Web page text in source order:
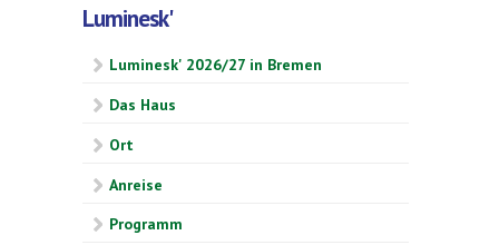
Luminesk'
Luminesk' 2026/27 in Bremen
Das Haus
Ort
Anreise
Programm